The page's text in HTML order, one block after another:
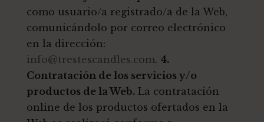
como usuario/a registrado/a de la Web,
comunicándolo por correo electrónico
en la dirección:
info@trestescandles.com. 4.
Contratación de los servicios y/o
productos de la Web.La contratación
online de los productos ofertados en la